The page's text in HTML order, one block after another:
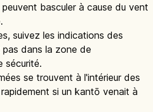
basculer à cause du vent
suivez les indications des
dans la zone de
sécurité.
se trouvent à l'intérieur des
si un kantō venait à